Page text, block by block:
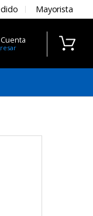
Mayorista